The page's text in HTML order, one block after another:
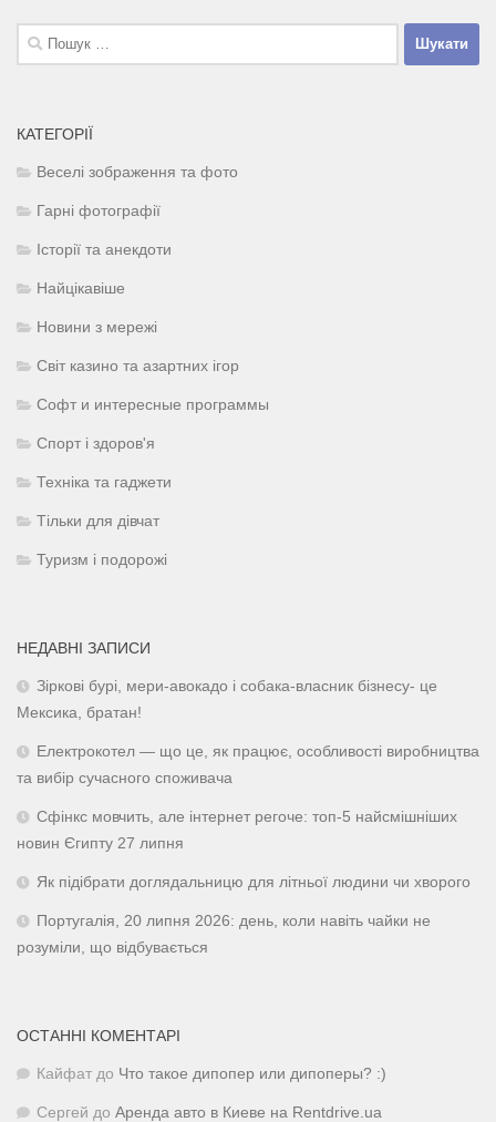
Пошук:
КАТЕГОРІЇ
Веселі зображення та фото
Гарні фотографії
Історії та анекдоти
Найцікавіше
Новини з мережі
Світ казино та азартних ігор
Софт и интересные программы
Спорт і здоров'я
Техніка та гаджети
Тільки для дівчат
Туризм і подорожі
НЕДАВНІ ЗАПИСИ
Зіркові бурі, мери-авокадо і собака-власник бізнесу- це
Мексика, братан!
Електрокотел — що це, як працює, особливості виробництва
та вибір сучасного споживача
Сфінкс мовчить, але інтернет регоче: топ-5 найсмішніших
новин Єгипту 27 липня
Як підібрати доглядальницю для літньої людини чи хворого
Португалія, 20 липня 2026: день, коли навіть чайки не
розуміли, що відбувається
ОСТАННІ КОМЕНТАРІ
Кайфат до Что такое дипопер или дипоперы? :)
Сергей до Аренда авто в Киеве на Rentdrive.ua